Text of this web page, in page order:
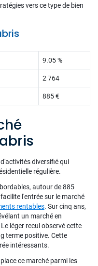
vers ce type de bien
9.05 %
2 764
885 €
diversifié qui
régulière.
autour de 885
l'entrée sur le marché
rentables. Sur cinq ans,
un marché en
léger recul observé cette
terme positive. Cette
intéressants.
ce marché parmi les